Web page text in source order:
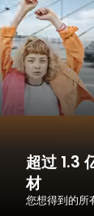
超过 1.3
材
您想得到的所